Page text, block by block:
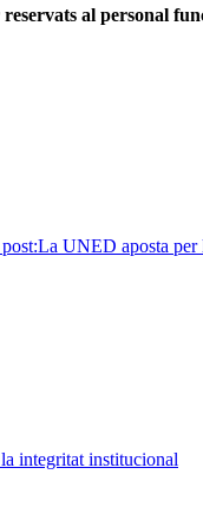
reservats al personal
La UNED aposta per
integritat institucional